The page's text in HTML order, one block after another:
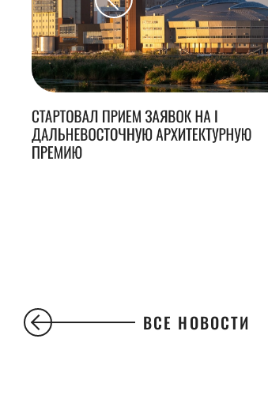
СТАРТОВАЛ ПРИЕМ ЗАЯВОК НА I
ДАЛЬНЕВОСТОЧНУЮ АРХИТЕКТУРНУЮ
ПРЕМИЮ
ВСЕ НОВОСТИ